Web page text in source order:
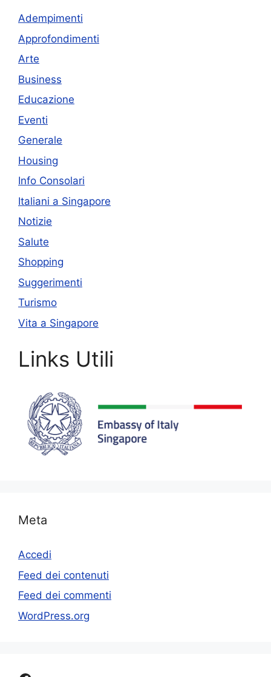
Adempimenti
Approfondimenti
Arte
Business
Educazione
Eventi
Generale
Housing
Info Consolari
Italiani a Singapore
Notizie
Salute
Shopping
Suggerimenti
Turismo
Vita a Singapore
Links Utili
Meta
Accedi
Feed dei contenuti
Feed dei commenti
WordPress.org